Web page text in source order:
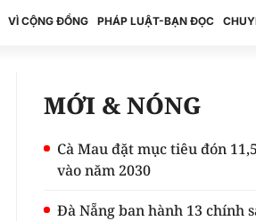
VÌ CỘNG ĐỒNG PHÁP LUẬT-BẠN ĐỌC
MỚI & NÓNG
Cà Mau đặt mục tiêu đón
vào năm 2030
Đà Nẵng ban hành 13 chính